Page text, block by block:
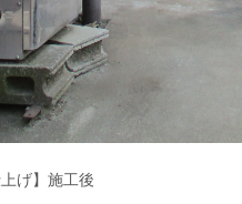
げ】施工後